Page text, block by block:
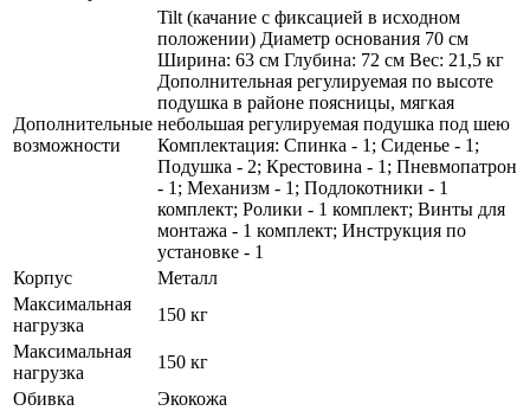
Дополнительные
возможности
Tilt (качание с фиксацией в исходном
положении) Диаметр основания 70 см
Ширина: 63 см Глубина: 72 см Вес: 21,5 кг
Дополнительная регулируемая по высоте
подушка в районе поясницы, мягкая
небольшая регулируемая подушка под шею
Комплектация: Спинка - 1; Сиденье - 1;
Подушка - 2; Крестовина - 1; Пневмопатрон
- 1; Механизм - 1; Подлокотники - 1
комплект; Ролики - 1 комплект; Винты для
монтажа - 1 комплект; Инструкция по
установке - 1
Корпус
Металл
Максимальная
нагрузка
150 кг
Максимальная
нагрузка
150 кг
Обивка
Экокожа